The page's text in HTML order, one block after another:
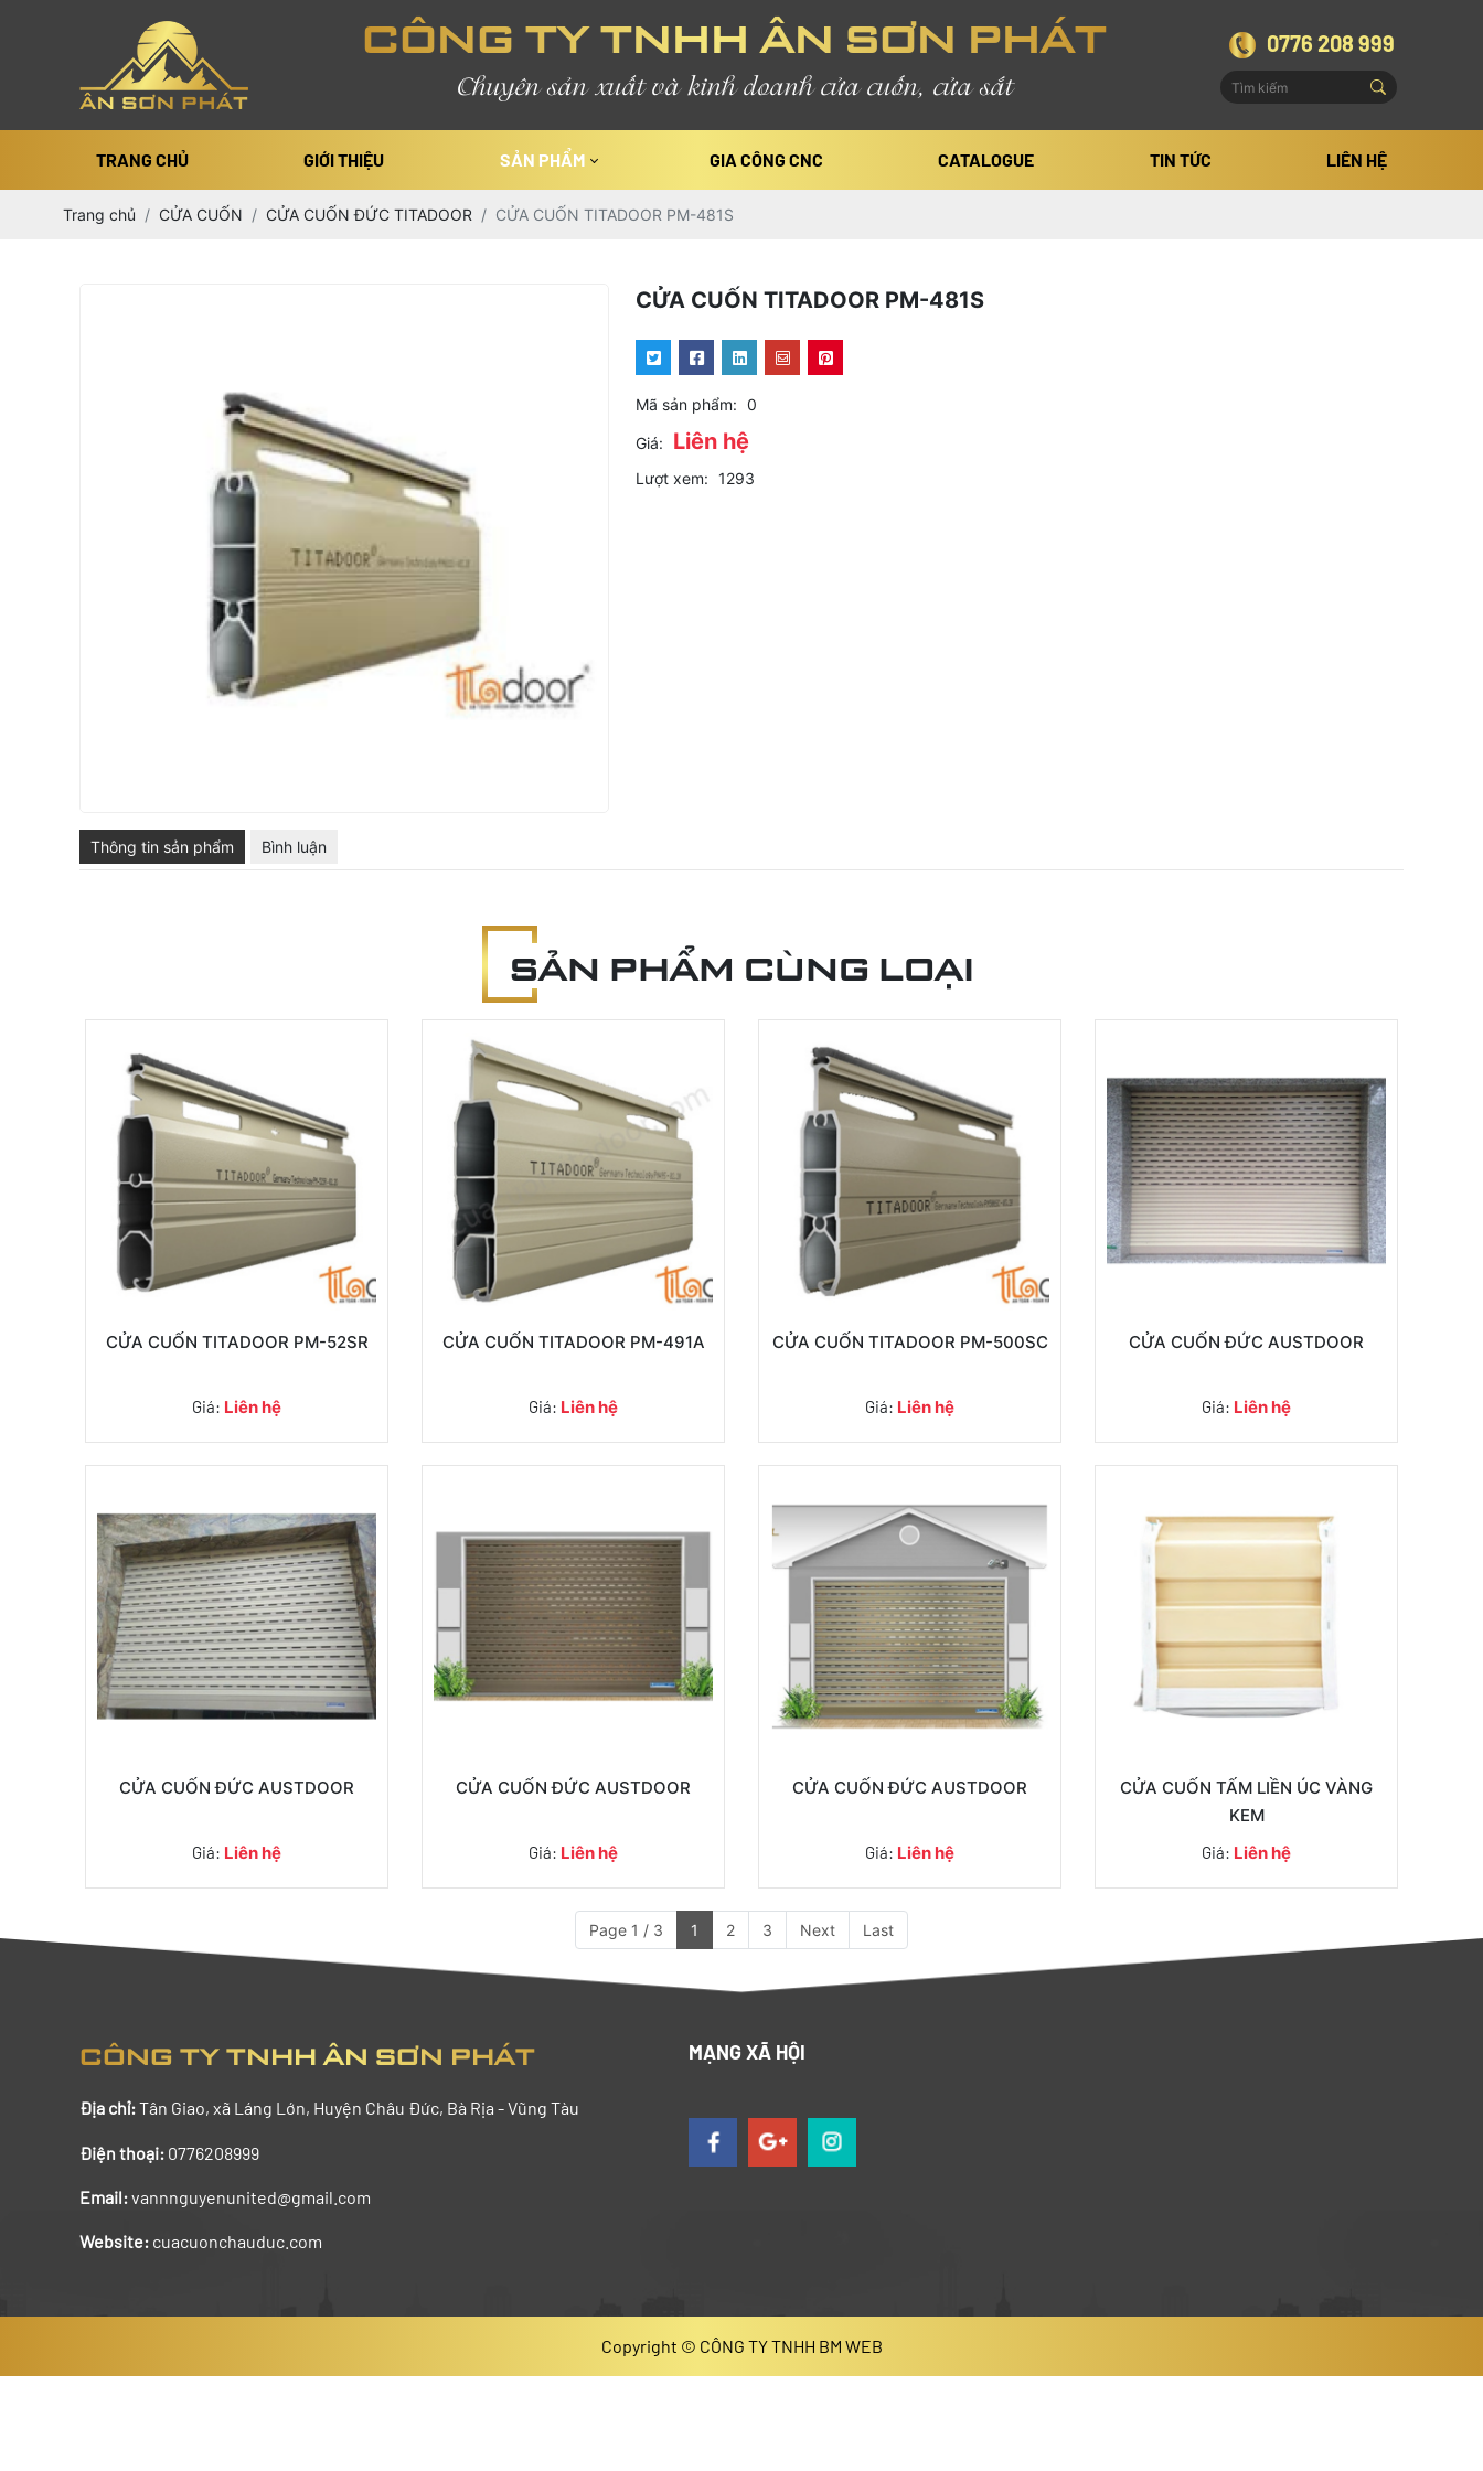
CÔNG TY TNHH ÂN SƠN PHÁT
Chuyên sản xuất và kinh doanh cửa cuốn, cửa sắt
0776 208 999
TRANG CHỦ GIỚI THIỆU SẢN PHẨM GIA CÔNG CNC CATALOGUE TIN TỨC LIÊN HỆ
Trang chủ CỬA CUỐN CỬA CUỐN ĐỨC TITADOOR CỬA CUỐN TITADOOR PM-481S
CỬA CUỐN TITADOOR PM-481S
Mã sản phẩm: 0
Giá: Liên hệ
Lượt xem: 1293
Thông tin sản phẩm Bình luận
SẢN PHẨM CÙNG LOẠI
CỬA CUỐN TITADOOR PM-52SR
Giá: Liên hệ
CỬA CUỐN TITADOOR PM-491A
Giá: Liên hệ
CỬA CUỐN TITADOOR PM-500SC
Giá: Liên hệ
CỬA CUỐN ĐỨC AUSTDOOR
Giá: Liên hệ
CỬA CUỐN ĐỨC AUSTDOOR
Giá: Liên hệ
CỬA CUỐN ĐỨC AUSTDOOR
Giá: Liên hệ
CỬA CUỐN ĐỨC AUSTDOOR
Giá: Liên hệ
CỬA CUỐN TẤM LIỀN ÚC VÀNG
KEM
Giá: Liên hệ
Page 1 / 3 1 2 3 Next Last
CÔNG TY TNHH ÂN SƠN PHÁT
Địa chỉ:Tân Giao, xã Láng Lớn, Huyện Châu Đức, Bà Rịa - Vũng Tàu
Điện thoại: 0776208999
Email:vannnguyenunited@gmail.com
Website: cuacuonchauduc.com
MẠNG XÃ HỘI
Copyright © CÔNG TY TNHH BM WEB